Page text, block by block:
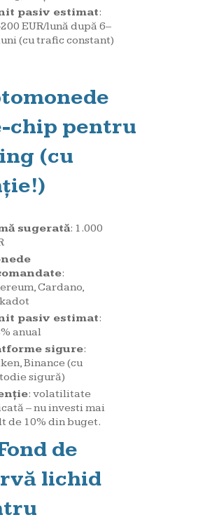
pasiv estimat:
EUR/lună după 6–
(cu trafic constant)
chip pentru
(cu
sugerată: 1.000
:
Cardano,
pasiv estimat:
anual
sigure:
Binance (cu
sigură)
: volatilitate
– nu investi mai
de 10% din buget.
de
lichid